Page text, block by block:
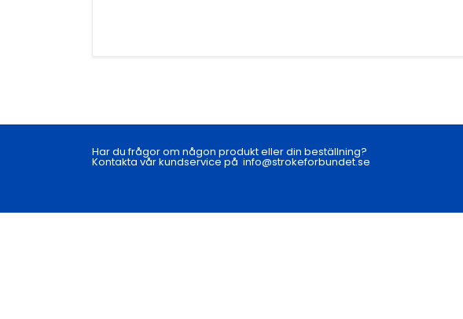
Har du frågor om någon produkt eller din beställning?
Kontakta vår kundservice på info@strokeforbundet.se